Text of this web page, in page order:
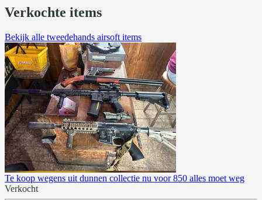
Verkochte items
Bekijk alle tweedehands airsoft items
Te koop wegens uit dunnen collectie nu voor 850 alles moet weg
Verkocht